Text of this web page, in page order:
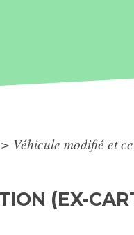
> Véhicule modifié et
(EX-